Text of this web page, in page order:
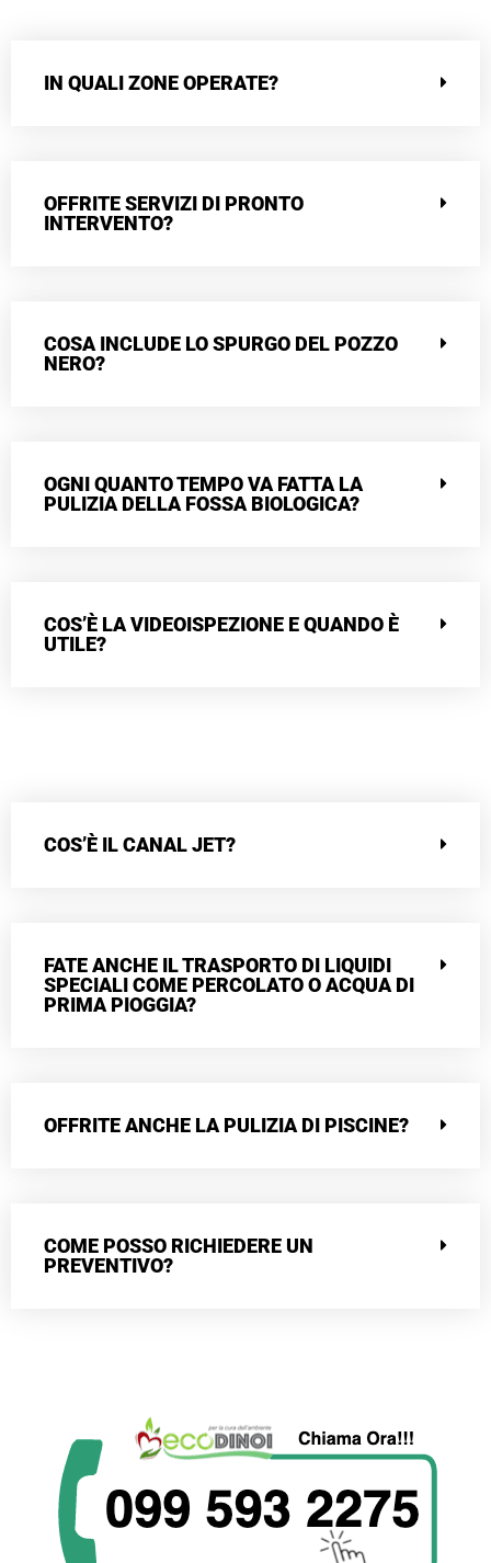
IN QUALI ZONE OPERATE?
OFFRITE SERVIZI DI PRONTO
INTERVENTO?
COSA INCLUDE LO SPURGO DEL POZZO
NERO?
OGNI QUANTO TEMPO VA FATTA LA
PULIZIA DELLA FOSSA BIOLOGICA?
COS’È LA VIDEOISPEZIONE E QUANDO È
UTILE?
COS’È IL CANAL JET?
FATE ANCHE IL TRASPORTO DI LIQUIDI
SPECIALI COME PERCOLATO O ACQUA DI
PRIMA PIOGGIA?
OFFRITE ANCHE LA PULIZIA DI PISCINE?
COME POSSO RICHIEDERE UN
PREVENTIVO?